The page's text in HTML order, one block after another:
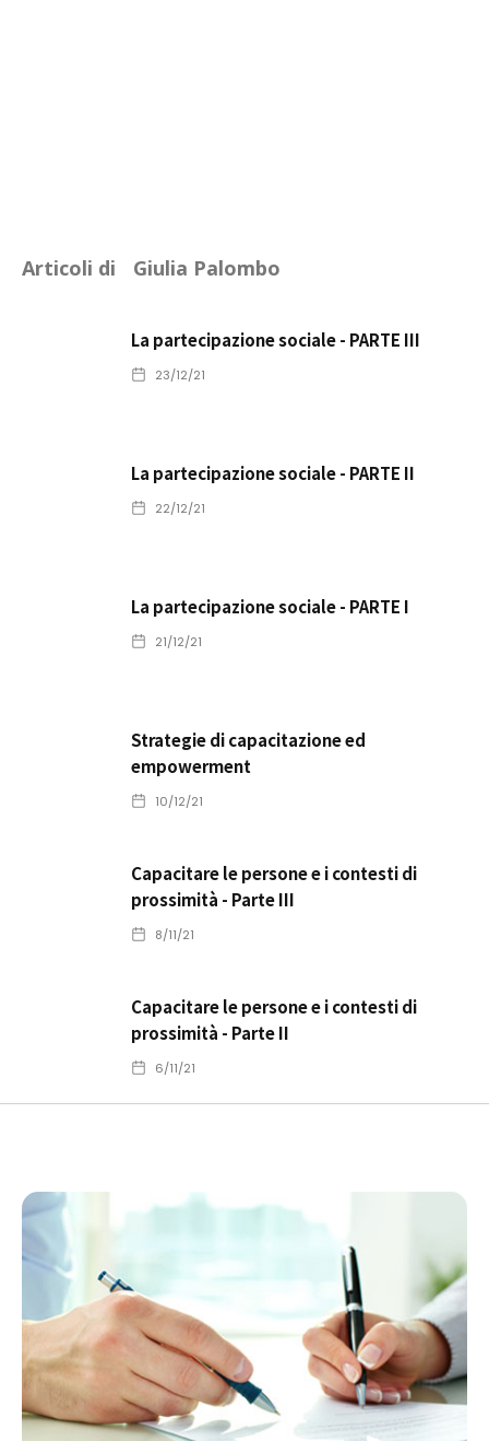
Articoli di Giulia Palombo
La partecipazione sociale - PARTE III
23/12/21
La partecipazione sociale - PARTE II
22/12/21
La partecipazione sociale - PARTE I
21/12/21
Strategie di capacitazione ed
empowerment
10/12/21
Capacitare le persone e i contesti di
prossimità - Parte III
8/11/21
Capacitare le persone e i contesti di
prossimità - Parte II
6/11/21